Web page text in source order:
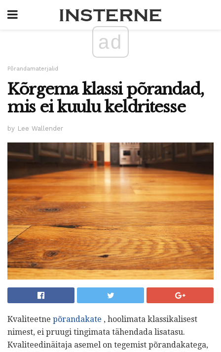
ad
Põrandamaterjalid
Kõrgema klassi põrandad,
mis ei kuulu keldritesse
by Lee Wallender
Kvaliteetne põrandakate , hoolimata klassikalisest
nimest, ei pruugi tingimata tähendada lisatasu.
Kvaliteedinäitaja asemel on tegemist põrandakatega,